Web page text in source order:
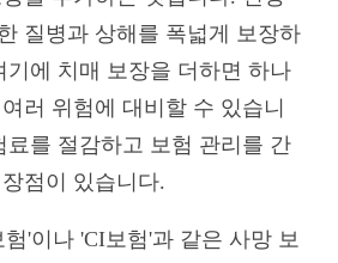
질병과 상해를 폭넓게 보장하
기에 치매 보장을 더하면 하나
러 위험에 대비할 수 있습니
료를 절감하고 보험 관리를 간
점이 있습니다.
'이나 'CI보험'과 같은 사망 보